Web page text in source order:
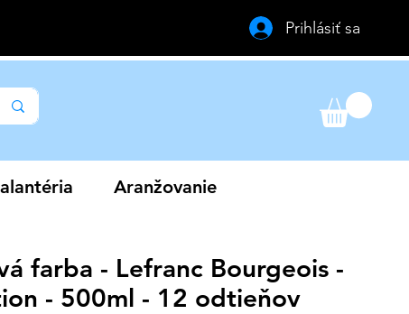
Prihlásiť sa
Aranžovanie
farba - Lefranc Bourgeois -
- 500ml - 12 odtieňov